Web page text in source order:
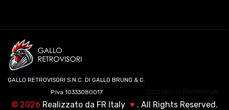
GALLO RETROVISORI S.N.C. DI GALLO BRUNO & C.
P.Iva 10333080017
© 2026 Realizzato da FR Italy ♥ . All Rights Reserved.